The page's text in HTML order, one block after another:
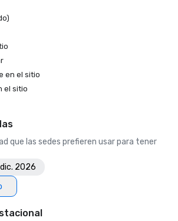
en el sitio
el sitio
que las sedes prefieren usar para tener
2026